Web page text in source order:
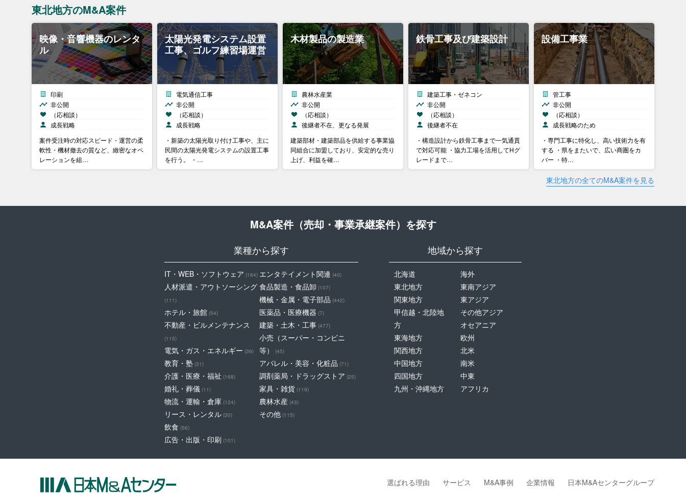
東北地方のM&A案件
映像・音響機器のレンタ
ル
印刷
非公開
（応相談）
成長戦略
案件受注時の対応スピード・運営の柔
軟性・機材撤去の質など、緻密なオペ
レーションを組…
太陽光発電システム設置
工事、ゴルフ練習場運営
電気通信工事
非公開
（応相談）
成長戦略
・新築の太陽光取り付け工事や、主に
民間の太陽光発電システムの設置工事
を行う。 ・…
木材製品の製造業
農林水産業
非公開
（応相談）
後継者不在、更なる発展
建築部材・建築部品を供給する事業協
同組合に加盟しており、安定的な売り
上げ、利益を確…
鉄骨工事及び建築設計
建築工事・ゼネコン
非公開
（応相談）
後継者不在
・構造設計から鉄骨工事まで一気通貫
で対応可能 ・協力工場を活用してHグ
レードまで…
設備工事業
管工事
非公開
（応相談）
成長戦略のため
・専門工事に特化し、高い技術力を有
する ・県をまたいで、広い商圏をカ
バー ・特…
東北地方の全てのM&A案件を見る
M&A案件（売却・事業承継案件）を探す
業種から探す
IT・WEB・ソフトウェア (184)
人材派遣・アウトソーシング
(111)
ホテル・旅館 (54)
不動産・ビルメンテナンス
(115)
電気・ガス・エネルギー (39)
教育・塾 (31)
介護・医療・福祉 (168)
婚礼・葬儀 (11)
物流・運輸・倉庫 (124)
リース・レンタル (30)
飲食 (56)
広告・出版・印刷 (101)
エンタテイメント関連 (40)
食品製造・食品卸 (107)
機械・金属・電子部品 (442)
医薬品・医療機器 (7)
建築・土木・工事 (477)
小売（スーパー・コンビニ
等）
(45)
アパレル・美容・化粧品 (71)
調剤薬局・ドラッグストア (25)
家具・雑貨 (119)
農林水産 (43)
その他 (115)
地域から探す
北海道
東北地方
関東地方
甲信越・北陸地
方
東海地方
関西地方
中国地方
四国地方
九州・沖縄地方
海外
東南アジア
東アジア
その他アジア
オセアニア
欧州
北米
南米
中東
アフリカ
選ばれる理由 サービス M&A事例 企業情報 日本M&Aセンターグループ